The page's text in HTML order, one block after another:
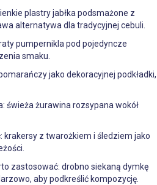
plastry jabłka podsmażone z
alternatywa dla tradycyjnej cebuli.
pumpernikla pod pojedyncze
smaku.
jako dekoracyjnej podkładki,
świeża żurawina rozsypana wokół
z twarożkiem i śledziem jako
zastosować: drobno siekaną dymkę
aby podkreślić kompozycję.